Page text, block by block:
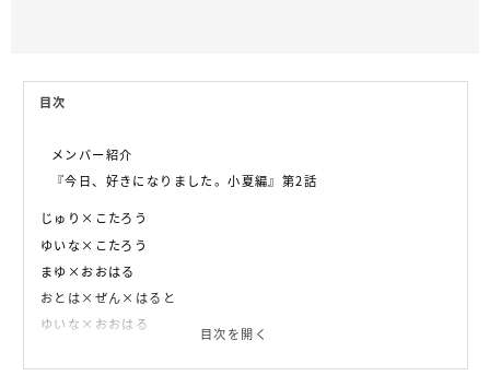
目次
メンバー紹介
『今日、好きになりました。小夏編』第2話
じゅり×こたろう
ゆいな×こたろう
まゆ×おおはる
おとは×ぜん×はると
ゆいな×おおはる
目次を開く